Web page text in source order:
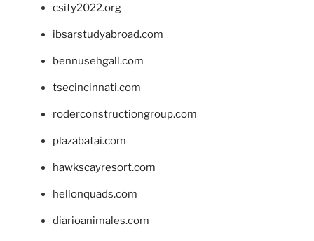
csity2022.org
ibsarstudyabroad.com
bennusehgall.com
tsecincinnati.com
roderconstructiongroup.com
plazabatai.com
hawkscayresort.com
hellonquads.com
diarioanimales.com